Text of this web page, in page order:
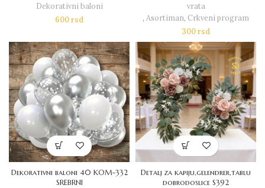
Dekorativni baloni
600rsd
vrata
, Asortiman, Crkveni program
300rsd
Dekorativni baloni 40 KOM-332
SREBRNI
Detalj za kapiju,gelendrer,tablu
dobrodoslice S392